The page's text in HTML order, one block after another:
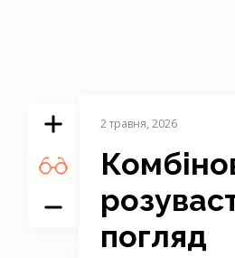
2 травня, 2026
погляд